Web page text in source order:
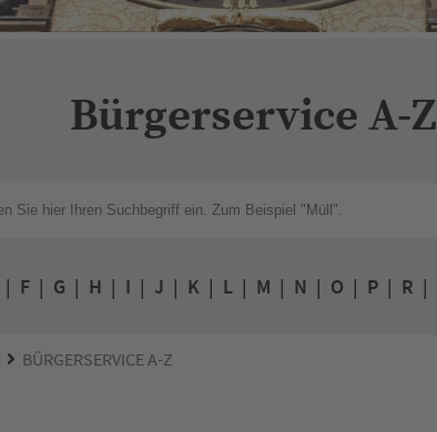
Bürgerservice A-Z
| F| G | H | I | J | K | L| M | N | O | P| R |
BÜRGERSERVICE A-Z